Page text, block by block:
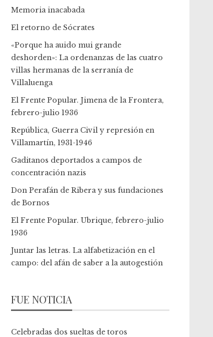
Memoria inacabada
El retorno de Sócrates
«Porque ha auido mui grande
deshorden»: La ordenanzas de las cuatro
villas hermanas de la serranía de
Villaluenga
El Frente Popular. Jimena de la Frontera,
febrero-julio 1936
República, Guerra Civil y represión en
Villamartín, 1931-1946
Gaditanos deportados a campos de
concentración nazis
Don Perafán de Ribera y sus fundaciones
de Bornos
El Frente Popular. Ubrique, febrero-julio
1936
Juntar las letras. La alfabetización en el
campo: del afán de saber a la autogestión
FUE NOTICIA
Celebradas dos sueltas de toros